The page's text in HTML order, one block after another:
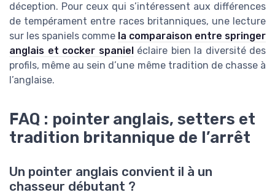
déception. Pour ceux qui s’intéressent aux différences
de tempérament entre races britanniques, une lecture
sur les spaniels comme la comparaison entre springer
anglais et cocker spaniel éclaire bien la diversité des
profils, même au sein d’une même tradition de chasse à
l’anglaise.
FAQ : pointer anglais, setters et
tradition britannique de l’arrêt
Un pointer anglais convient il à un
chasseur débutant ?